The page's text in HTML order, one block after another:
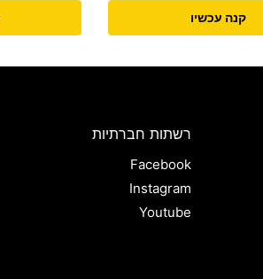
קנה עכשיו
רשתות חברתיות
Facebook
Instagram
Youtube